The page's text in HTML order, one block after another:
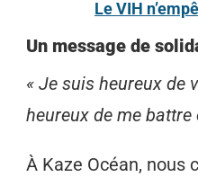
Le VIH
Un message de
« Je suis heureux de
heureux de me battre
À Kaze Océan, nous